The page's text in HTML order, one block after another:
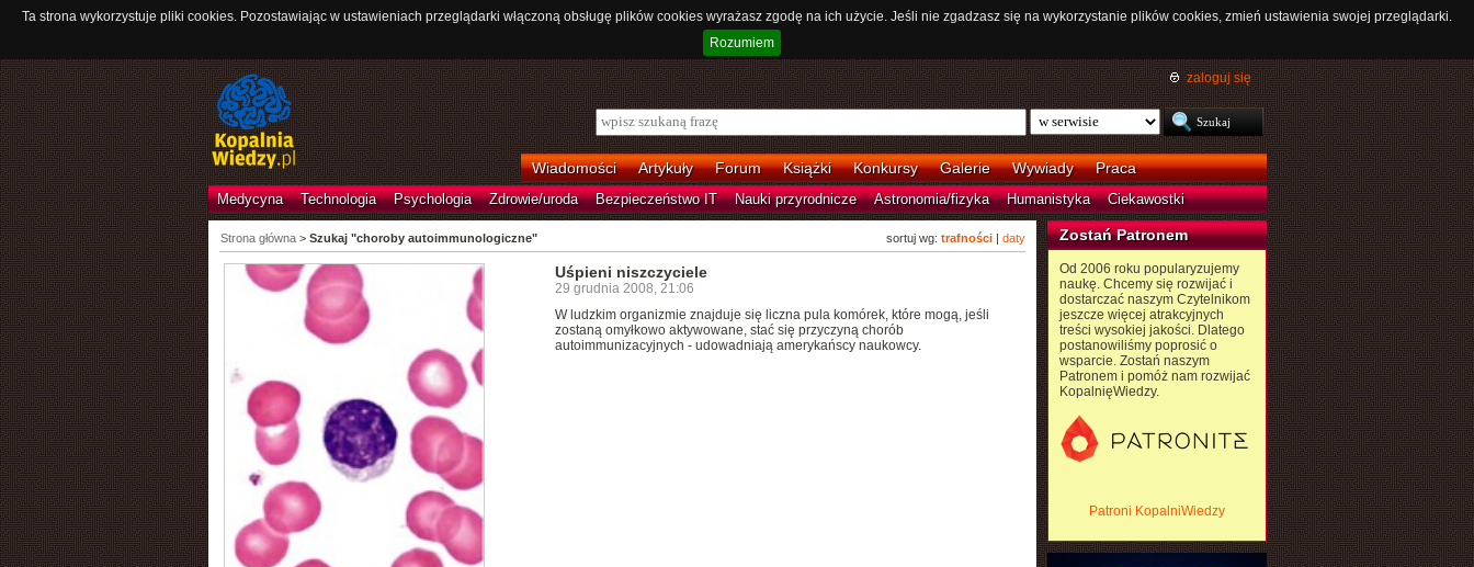
Ta strona wykorzystuje pliki cookies. Pozostawiając w ustawieniach przeglądarki włączoną obsługę plików cookies wyrażasz zgodę na ich użycie. Jeśli nie zgadzasz się na wykorzystanie plików cookies, zmień ustawienia swojej przeglądarki.
Rozumiem
zaloguj się
Wiadomości Artykuły Forum Książki Konkursy Galerie Wywiady Praca
Medycyna Technologia Psychologia Zdrowie/uroda Bezpieczeństwo IT Nauki przyrodnicze Astronomia/fizyka Humanistyka Ciekawostki
sortuj wg: trafności| daty
Strona główna> Szukaj "choroby autoimmunologiczne"
Uśpieni niszczyciele
29 grudnia 2008, 21:06
W ludzkim organizmie znajduje się liczna pula komórek, które mogą, jeśli
zostaną omyłkowo aktywowane, stać się przyczyną chorób
autoimmunizacyjnych - udowadniają amerykańscy naukowcy.
Zostań Patronem
Od 2006 roku popularyzujemy
naukę. Chcemy się rozwijać i
dostarczać naszym Czytelnikom
jeszcze więcej atrakcyjnych
treści wysokiej jakości. Dlatego
postanowiliśmy poprosić o
wsparcie. Zostań naszym
Patronem i pomóż nam rozwijać
KopalnięWiedzy.
Patroni KopalniWiedzy